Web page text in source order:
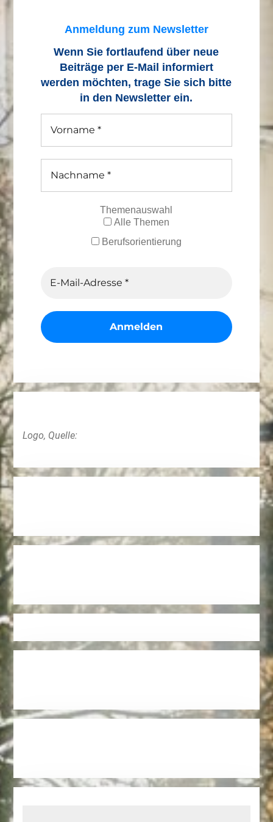
Anmeldung zum Newsletter
Wenn Sie fortlaufend über neue
Beiträge per E-Mail informiert
werden möchten, trage Sie sich bitte
in den Newsletter ein.
Themenauswahl
Alle Themen
Berufsorientierung
Logo, Quelle: